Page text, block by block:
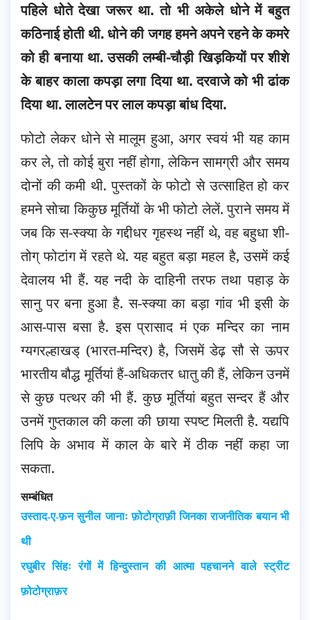
पहिले धोते देखा जरूर था. तो भी अकेले धोने में बहुत
कठिनाई होती थी. धोने की जगह हमने अपने रहने के कमरे
को ही बनाया था. उसकी लम्बी-चौड़ी खिड़कियों पर शीशे
के बाहर काला कपड़ा लगा दिया था. दरवाजे को भी ढांक
दिया था. लालटेन पर लाल कपड़ा बांध दिया.
फोटो लेकर धोने से मालूम हुआ, अगर स्वयं भी यह काम
कर ले, तो कोई बुरा नहीं होगा, लेकिन सामग्री और समय
दोनों की कमी थी. पुस्तकों के फोटो से उत्साहित हो कर
हमने सोचा किकुछ मूर्तियों के भी फोटो लेलें. पुराने समय में
जब कि स-स्क्या के गद्दीधर गृहस्थ नहीं थे, वह बहुधा शी-
तोग् फोटांग में रहते थे. यह बहुत बड़ा महल है, उसमें कई
देवालय भी हैं. यह नदी के दाहिनी तरफ तथा पहाड़ के
सानु पर बना हुआ है. स-स्क्या का बड़ा गांव भी इसी के
आस-पास बसा है. इस प्रासाद मं एक मन्दिर का नाम
ग्यगरल्हाखड् (भारत-मन्दिर) है, जिसमें डेढ़ सौ से ऊपर
भारतीय बौद्ध मूर्तियां हैं-अधिकतर धातु की हैं, लेकिन उनमें
से कुछ पत्थर की भी हैं. कुछ मूर्तियां बहुत सन्दर हैं और
उनमें गुप्तकाल की कला की छाया स्पष्ट मिलती है. यद्यपि
लिपि के अभाव में काल के बारे में ठीक नहीं कहा जा
सकता.
सम्बंधित
उस्ताद-ए-फ़न सुनील जानाः फ़ोटोग्राफ़ी जिनका राजनीतिक बयान भी
थी
रघुबीर सिंहः रंगों में हिन्दुस्तान की आत्मा पहचानने वाले स्ट्रीट
फ़ोटोग्राफ़र